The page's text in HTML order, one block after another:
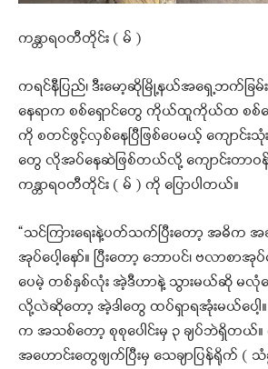
ကန္တာရဝတီတိုင်း ( မ် )
ကရင်နီပြည်၊ ဒီးမော့ဆိုမြို့နယ်အရှေ့ဘက်ခြမ်
နေရာက စစ်ရှောင်တွေ ကိုယ်ထူကိုယ်ထ စစ်ရှေ
ကို စတင်ဖွင့်လှစ်နေပြီဖြစ်ပေမယ့် ကျောင်း
တွေ လိုအပ်နေဆဲဖြစ်တယ်လို့ ကျောင်းတာဝ
ကန္တာရဝတီတိုင်း ( မ် ) ကို ပြောပါတယ်။
“သင်ကြားရေးနဲ့ပတ်သက်ပြီးတော့ အဓိက
အုပ်ပေါ့နော်။ ပြီးတော့ ဘောပင်၊ ဗလာ
ပေမဲ့ တစ်နှစ်လုံး အဲ့ဒီဟာနဲ့ သွားမယ်ဆို မလုံလ
လို့လဲဆိုတော့ အဲ့ဒါတွေ ထပ်ရှာရအုံးမယ်ပေါ့။
က အသစ်တော့ စုစုပေါင်းမှ ၃ ချပ်ဘဲရှိတ
အဟောင်းတွေဖျက်ပြီးမှ သေချာပြန်ရိုက် (